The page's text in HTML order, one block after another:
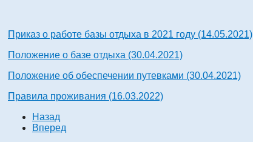
Приказ о работе базы отдыха в 2021 году (14.05.2021)
Положение о базе отдыха (30.04.2021)
Положение об обеспечении путевками (30.04.2021)
Правила проживания (16.03.2022)
Назад
Вперед